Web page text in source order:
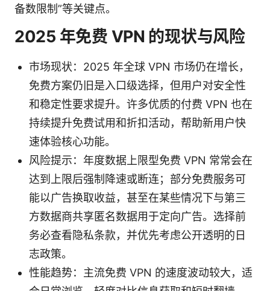
备数限制”等关键点。
2025 年免费 VPN 的现状与风险
市场现状：2025 年全球 VPN 市场仍在增长，
免费方案仍旧是入口级选择，但用户对安全性
和稳定性要求提升。许多优质的付费 VPN 也在
持续提升免费试用和折扣活动，帮助新用户快
速体验核心功能。
风险提示：年度数据上限型免费 VPN 常常会在
达到上限后强制降速或断连；部分免费服务可
能以广告换取收益，甚至在某些情况下与第三
方数据商共享匿名数据用于定向广告。选择前
务必查看隐私条款，并优先考虑公开透明的日
志政策。
性能趋势：主流免费 VPN 的速度波动较大，适